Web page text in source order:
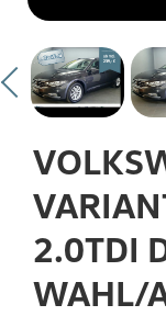
2.0TDI
WAHL/